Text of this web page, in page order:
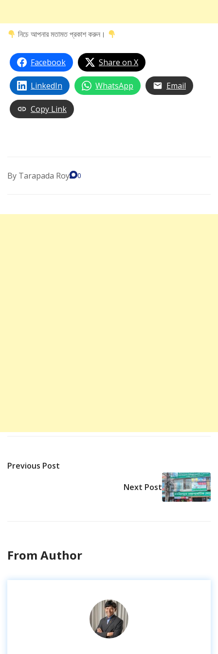
নিচে আপনার মতামত প্রকাশ করুন।
Facebook Share on X
LinkedIn WhatsApp Email
Copy Link
By Tarapada Roy 0
Previous Post
Next Post
From Author